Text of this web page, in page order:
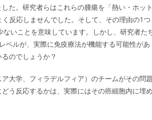
た。研究者らはこれらの腫瘍を「熱い・ホット
反応しませんでした。そして、その理由の1つ
いことを意味しています。しかし、研究者た
ベルが、実際に免疫療法が機能する可能性があ
のでしょうか？
学、フィラデルフィア）のチームがその問題
う反応するかは、実際にはその癌細胞内に埋め